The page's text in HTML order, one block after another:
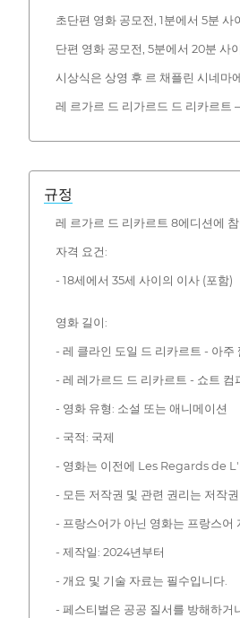
초단편 영화 공모전, 1분에서 5분 사
단편 영화 공모전, 5분에서 20분 사
시상식은 상영 후 르 채플린 시네마
레 르가르 드 리가르드 드 리카르트
규정
레 르가르 드 리카르트 8에디션에
자격 요건:
- 18세에서 35세 사이의 이사 (포함)
영화 길이:
- 레 클라인 도일 드 리카르트 - 아주
- 레 레가르드 드 리카르트 - 쇼트 컴
- 영화 유형: 소설 또는 애니메이션
- 국적: 국제
- 영화는 이전에 Les Regards de
- 모든 저작권 및 관련 권리는 저작
- 프랑스어가 아닌 영화는 프랑스어
- 제작일: 2024년부터
- 개요 및 기술 자료는 필수입니다.
- 페스티벌은 공공 질서를 방해하거